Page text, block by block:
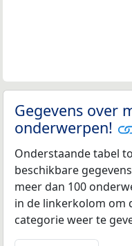
Gegevens over
onderwerpen!
Onderstaande tabel
beschikbare
meer dan 100
in de linkerkolom om
categorie weer te